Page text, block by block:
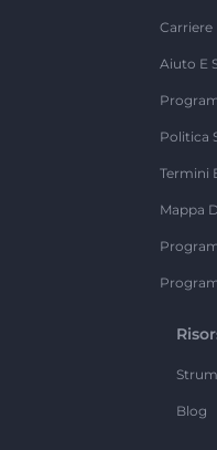
Carriere
Aiuto E
Politica
Termini
Mappa
Blog